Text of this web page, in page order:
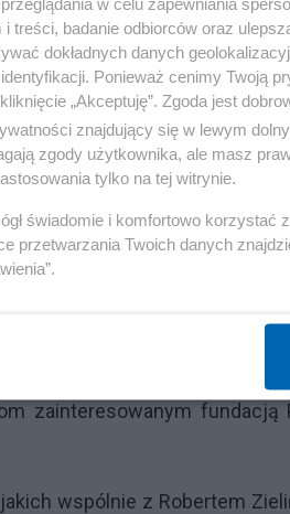
żadną sensacją. Te
kierowałem MON, sprawa
Reklama
najwyraźniej pod
swoich obowiązków? Czy na
i jego przyjaciółmi z WSI?
kombinacji operacyjnej
zainteresowanym
wspólnie z Robertem
badanie odbiorców oraz
dokładnych danych
Ponieważ cenimy Twoją
„Akceptuję”. Zgoda jest
znajdujący się w lewym
zgody użytkownika, ale masz
tylko na tej witrynie.
świadomie i komfortowo korzystać
przetwarzania Twoich danych